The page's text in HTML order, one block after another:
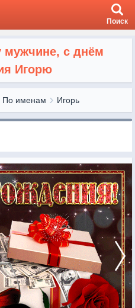
Поиск
мужчине, с днём
Игорю
По именам Игорь